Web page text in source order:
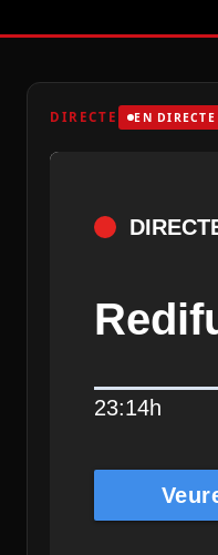
DIRECTE EN DIRECTE
23:14h